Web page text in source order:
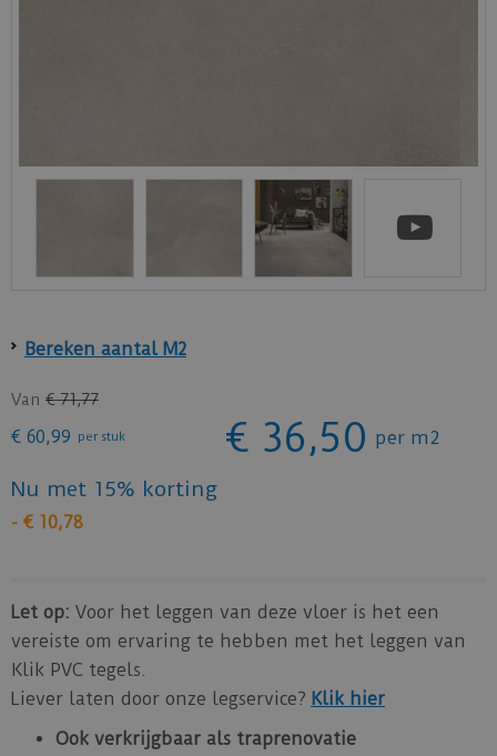
Bereken aantal M2
Van € 71,77
€ 60,99 per stuk € 36,50 per m2
Nu met 15% korting
- € 10,78
Let op: Voor het leggen van deze vloer is het een
vereiste om ervaring te hebben met het leggen van
Klik PVC tegels.
Liever laten door onze legservice? Klik hier
Ook verkrijgbaar als traprenovatie